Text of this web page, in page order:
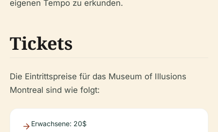
eigenen Tempo zu erkunden.
Tickets
Die Eintrittspreise für das Museum of Illusions
Montreal sind wie folgt:
Erwachsene: 20$